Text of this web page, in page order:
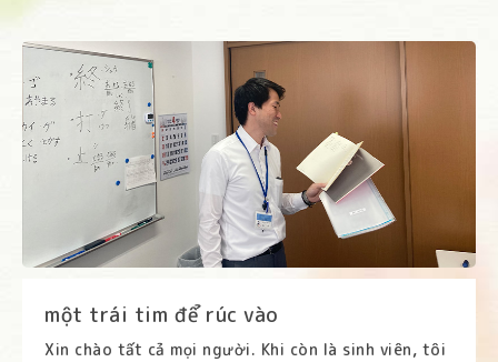
một trái tim để rúc vào
Xin chào tất cả mọi người. Khi còn là sinh viên, tôi